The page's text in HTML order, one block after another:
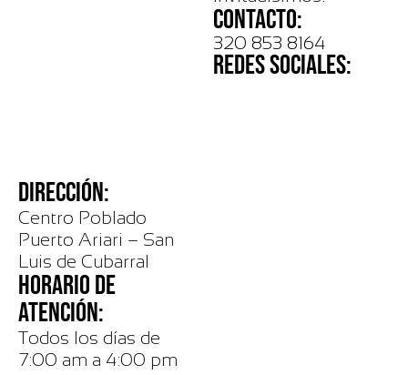
CONTACTO:
320 853 8164
REDES SOCIALES:
DIRECCIÓN:
Centro Poblado
Puerto Ariari – San
Luis de Cubarral
HORARIO DE
ATENCIÓN:
Todos los días de
7:00 am a 4:00 pm